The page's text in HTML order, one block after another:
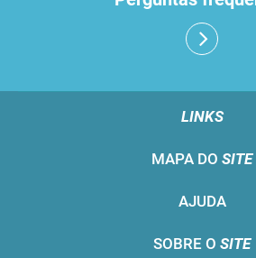
LINKS
MAPA DO SITE
AJUDA
SOBRE O SITE